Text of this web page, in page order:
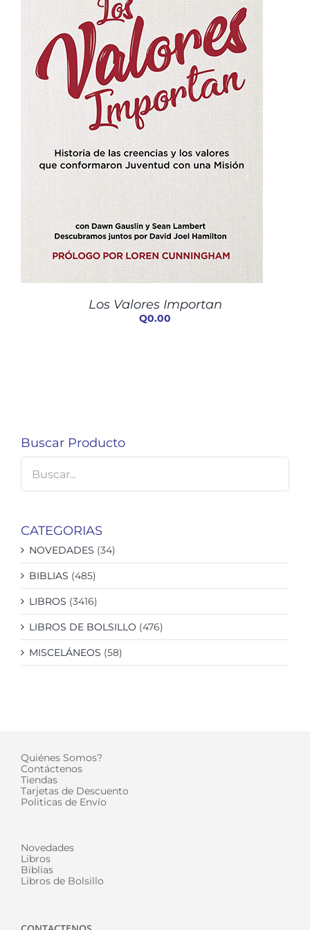
Los Valores Importan
Q0.00
Buscar Producto
CATEGORIAS
NOVEDADES (34)
BIBLIAS (485)
LIBROS (3416)
LIBROS DE BOLSILLO (476)
MISCELÁNEOS (58)
Quiénes Somos?
Contáctenos
Tiendas
Tarjetas de Descuento
Politicas de Envío
Novedades
Libros
Biblias
Libros de Bolsillo